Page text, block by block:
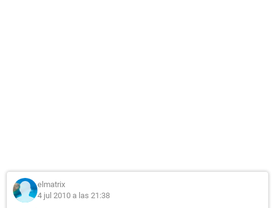
elmatrix
4 jul 2010 a las 21:38